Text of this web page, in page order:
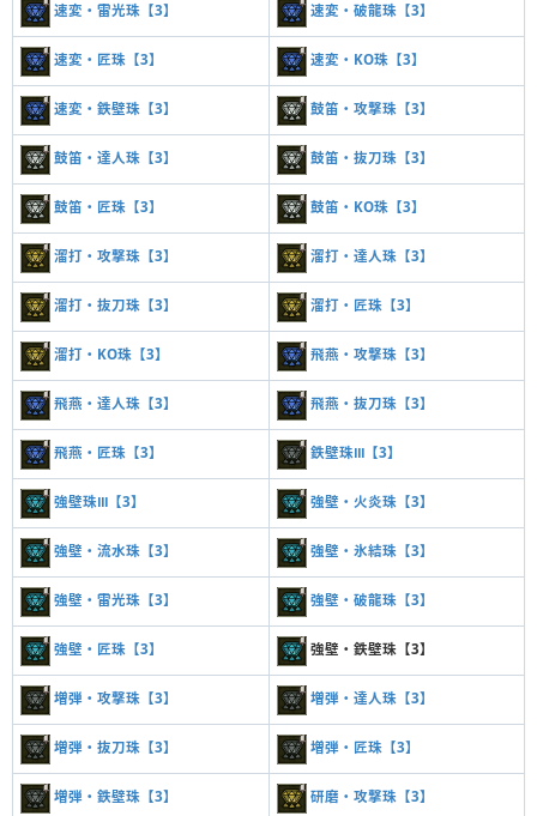
速変・雷光珠【3】 速変・破龍珠【3】
速変・匠珠【3】 速変・KO珠【3】
速変・鉄壁珠【3】 鼓笛・攻撃珠【3】
鼓笛・達人珠【3】 鼓笛・抜刀珠【3】
鼓笛・匠珠【3】 鼓笛・KO珠【3】
溜打・攻撃珠【3】 溜打・達人珠【3】
溜打・抜刀珠【3】 溜打・匠珠【3】
溜打・KO珠【3】 飛燕・攻撃珠【3】
飛燕・達人珠【3】 飛燕・抜刀珠【3】
飛燕・匠珠【3】 鉄壁珠Ⅲ【3】
強壁珠Ⅲ【3】 強壁・火炎珠【3】
強壁・流水珠【3】 強壁・氷結珠【3】
強壁・雷光珠【3】 強壁・破龍珠【3】
強壁・匠珠【3】 強壁・鉄壁珠【3】
増弾・攻撃珠【3】 増弾・達人珠【3】
増弾・抜刀珠【3】 増弾・匠珠【3】
増弾・鉄壁珠【3】 研磨・攻撃珠【3】